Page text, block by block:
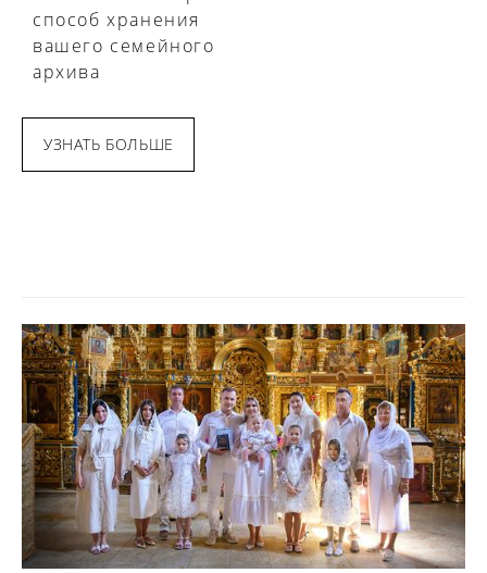
способхранения
вашего семейного
архива
УЗНАТЬ БОЛЬШЕ